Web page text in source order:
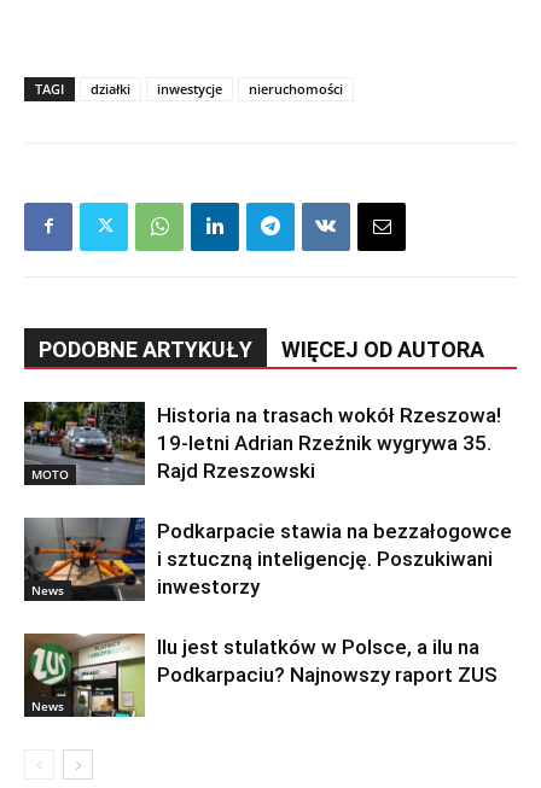
TAGI działki inwestycje nieruchomości
PODOBNE ARTYKUŁY WIĘCEJ OD AUTORA
MOTO
Historia na trasach wokół Rzeszowa!
19-letni Adrian Rzeźnik wygrywa 35.
Rajd Rzeszowski
News
Podkarpacie stawia na bezzałogowce
i sztuczną inteligencję. Poszukiwani
inwestorzy
News
Ilu jest stulatków w Polsce, a ilu na
Podkarpaciu? Najnowszy raport ZUS